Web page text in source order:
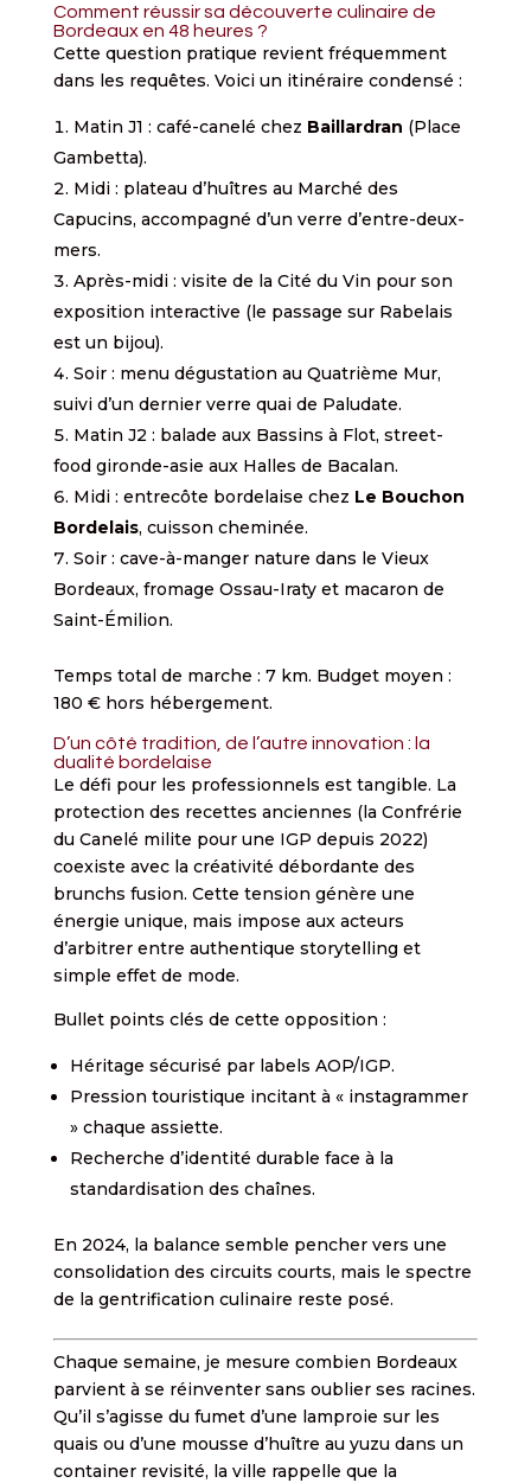
Comment réussir sa découverte culinaire de
Bordeaux en 48 heures ?
Cette question pratique revient fréquemment
dans les requêtes. Voici un itinéraire condensé :
Matin J1 : café-canelé chez Baillardran (Place
Gambetta).
Midi : plateau d’huîtres au Marché des
Capucins, accompagné d’un verre d’entre-deux-
mers.
Après-midi : visite de la Cité du Vin pour son
exposition interactive (le passage sur Rabelais
est un bijou).
Soir : menu dégustation au Quatrième Mur,
suivi d’un dernier verre quai de Paludate.
Matin J2 : balade aux Bassins à Flot, street-
food gironde-asie aux Halles de Bacalan.
Midi : entrecôte bordelaise chez Le Bouchon
Bordelais, cuisson cheminée.
Soir : cave-à-manger nature dans le Vieux
Bordeaux, fromage Ossau-Iraty et macaron de
Saint-Émilion.
Temps total de marche : 7 km. Budget moyen :
180 € hors hébergement.
D’un côté tradition, de l’autre innovation : la
dualité bordelaise
Le défi pour les professionnels est tangible. La
protection des recettes anciennes (la Confrérie
du Canelé milite pour une IGP depuis 2022)
coexiste avec la créativité débordante des
brunchs fusion. Cette tension génère une
énergie unique, mais impose aux acteurs
d’arbitrer entre authentique storytelling et
simple effet de mode.
Bullet points clés de cette opposition :
Héritage sécurisé par labels AOP/IGP.
Pression touristique incitant à « instagrammer
» chaque assiette.
Recherche d’identité durable face à la
standardisation des chaînes.
En 2024, la balance semble pencher vers une
consolidation des circuits courts, mais le spectre
de la gentrification culinaire reste posé.
Chaque semaine, je mesure combien Bordeaux
parvient à se réinventer sans oublier ses racines.
Qu’il s’agisse du fumet d’une lamproie sur les
quais ou d’une mousse d’huître au yuzu dans un
container revisité, la ville rappelle que la